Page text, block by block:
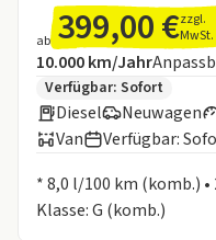
ab 399,00 €zzgl.
MwSt.
Angebotsdetails:
Inklusive Laufleistung
10.000 km/Jahr
Zusätzliche
Verfügbar: Sofort
Diesel Neuwagen
Van
Verfügbar:
* 8,0 l/100 km (komb.) •
Klasse: G (komb.)